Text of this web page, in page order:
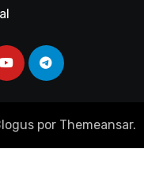
por Themeansar.